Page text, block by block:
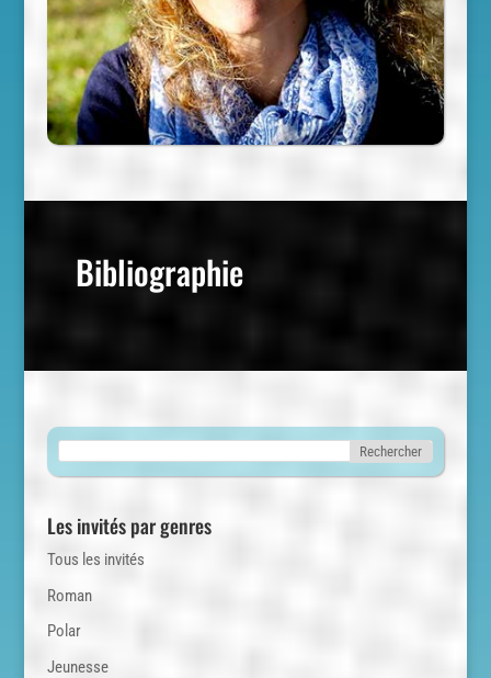
Bibliographie
Les invités par genres
Tous les invités
Roman
Polar
Jeunesse